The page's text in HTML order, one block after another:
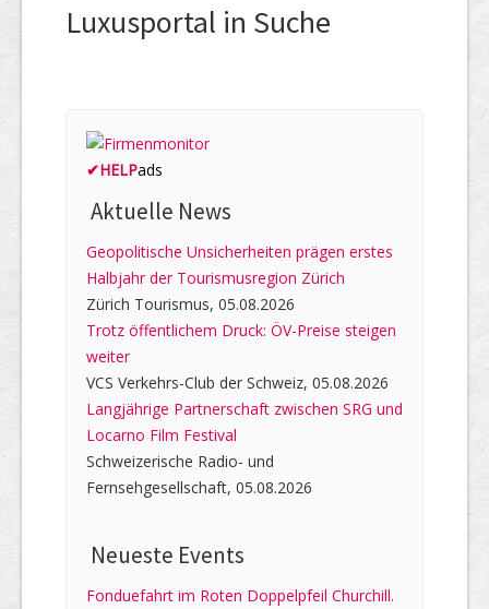
Luxusportal in Suche
✔HELPads
Aktuelle News
Geopolitische Unsicherheiten prägen erstes
Halbjahr der Tourismusregion Zürich
Zürich Tourismus, 05.08.2026
Trotz öffentlichem Druck: ÖV-Preise steigen
weiter
VCS Verkehrs-Club der Schweiz, 05.08.2026
Langjährige Partnerschaft zwischen SRG und
Locarno Film Festival
Schweizerische Radio- und
Fernsehgesellschaft, 05.08.2026
Neueste Events
Fonduefahrt im Roten Doppelpfeil Churchill.